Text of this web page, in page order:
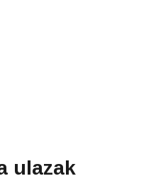
ulazak